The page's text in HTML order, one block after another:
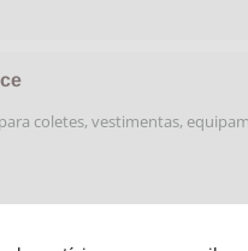
coletes, vestimentas,